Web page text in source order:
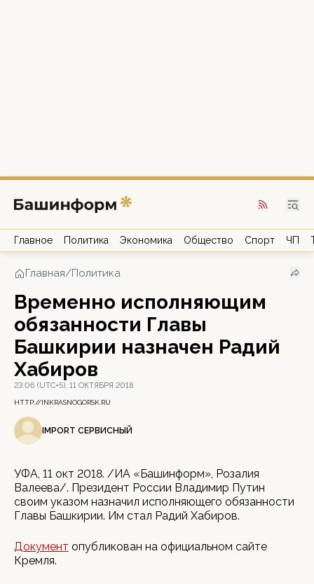
Главное Политика Экономика Общество Спорт ЧП
Главная/Политика
Временно исполняющим
обязанности Главы
Башкирии назначен Радий
Хабиров
23:06 (UTC+5), 11 ОКТЯБРЯ 2018
HTTP://INKRASNOGORSK.RU
IMPORT СЕРВИСНЫЙ
УФА, 11 окт 2018. /ИА «Башинформ», Розалия
Валеева/. Президент России Владимир Путин
своим указом назначил исполняющего обязанности
Главы Башкирии. Им стал Радий Хабиров.
Документ опубликован на официальном сайте
Кремля.